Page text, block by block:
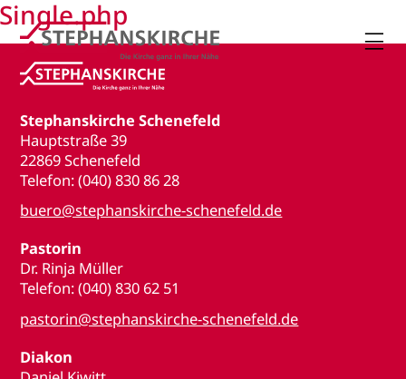

Stephanskirche Schenefeld
Hauptstraße 39
22869 Schenefeld
Telefon: (040) 830 86 28
buero@stephanskirche-schenefeld.de
Pastorin
Dr. Rinja Müller
Telefon: (040) 830 62 51
pastorin@stephanskirche-schenefeld.de
Diakon